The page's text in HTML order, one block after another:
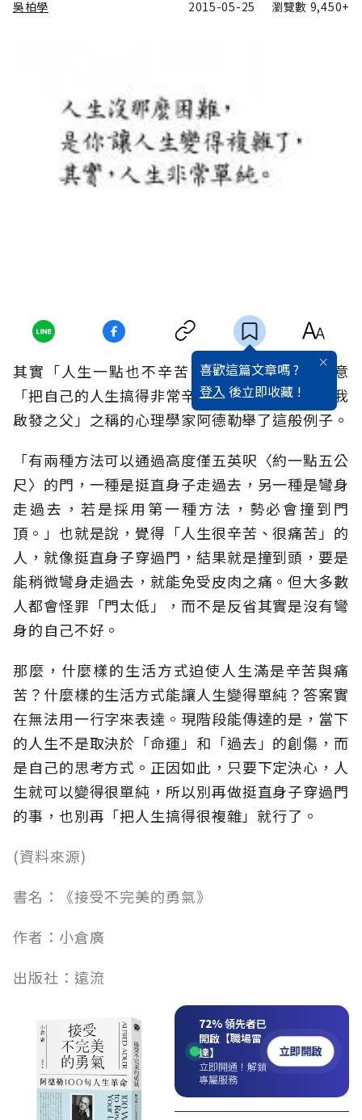
吳柏學 2015-05-25 瀏覽數 9,450+
喜歡這篇文章嗎 ?
登入 後立即收藏 !
其實「人生一點也不辛苦，不痛苦」，是你故意
「把自己的人生搞得非常辛苦、痛苦」，有「自我
啟發之父」之稱的心理學家阿德勒舉了這般例子。
「有兩種方法可以通過高度僅五英呎〈約一點五公
尺〉的門，一種是挺直身子走過去，另一種是彎身
走過去，若是採用第一種方法，勢必會撞到門
頂。」也就是說，覺得「人生很辛苦、很痛苦」的
人，就像挺直身子穿過門，結果就是撞到頭，要是
能稍微彎身走過去，就能免受皮肉之痛。但大多數
人都會怪罪「門太低」，而不是反省其實是沒有彎
身的自己不好。
那麼，什麼樣的生活方式迫使人生滿是辛苦與痛
苦？什麼樣的生活方式能讓人生變得單純？答案實
在無法用一行字來表達。現階段能傳達的是，當下
的人生不是取決於「命運」和「過去」的創傷，而
是自己的思考方式。正因如此，只要下定決心，人
生就可以變得很單純，所以別再做挺直身子穿過門
的事，也別再「把人生搞得很複雜」就行了。
(資料來源)
書名：《接受不完美的勇氣》
作者：小倉廣
出版社： 遠流
72%領先者已
開啟【職場雷
達】
立即開通！解鎖
專屬服務
立即開啟